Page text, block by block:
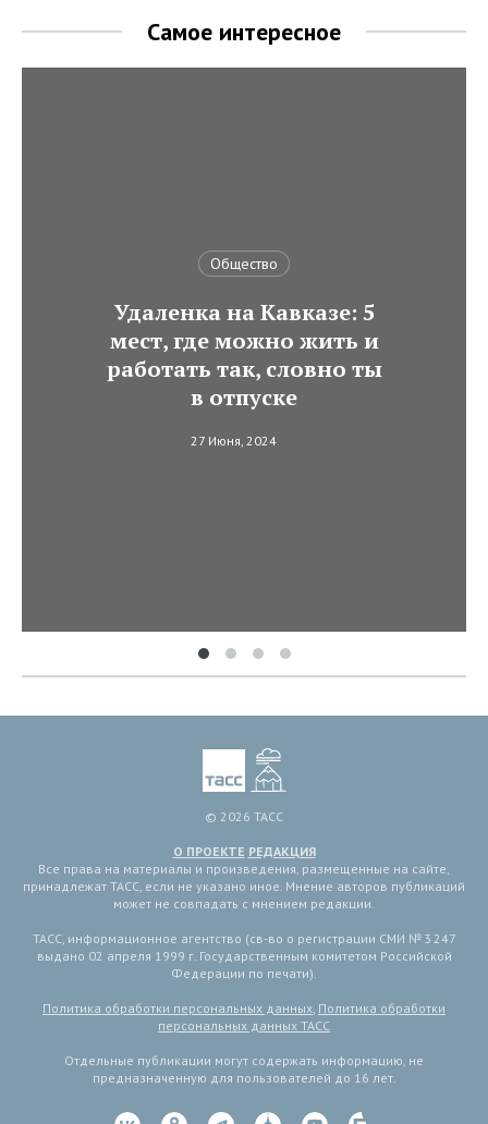
Самое интересное
Общество
Удаленка на Кавказе: 5
мест, где можно жить и
работать так, словно ты
в отпуске
27 Июня, 2024
© 2026 ТАСС
О ПРОЕКТЕ РЕДАКЦИЯ
Все права на материалы и произведения, размещенные на сайте,
принадлежат ТАСС, если не указано иное. Мнение авторов публикаций
может не совпадать с мнением редакции.
ТАСС, информационное агентство (св-во о регистрации СМИ № 3 247
выдано 02 апреля 1999 г. Государственным комитетом Российской
Федерации по печати).
Политика обработки персональных данных, Политика обработки
персональных данных ТАСС
Отдельные публикации могут содержать информацию, не
предназначенную для пользователей до 16 лет.